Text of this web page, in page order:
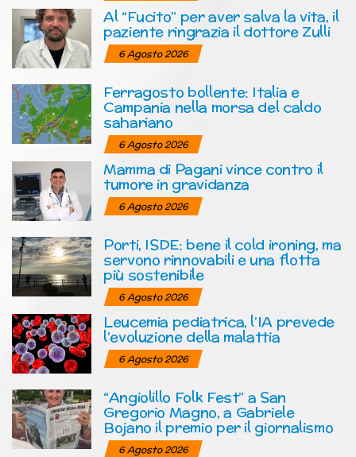
Al “Fucito” per aver salva la vita, il
paziente ringrazia il dottore Zulli
6 Agosto 2026
Ferragosto bollente: Italia e
Campania nella morsa del caldo
sahariano
6 Agosto 2026
Mamma di Pagani vince contro il
tumore in gravidanza
6 Agosto 2026
Porti, ISDE: bene il cold ironing, ma
servono rinnovabili e una flotta
più sostenibile
6 Agosto 2026
Leucemia pediatrica, l’IA prevede
l’evoluzione della malattia
6 Agosto 2026
“Angiolillo Folk Fest” a San
Gregorio Magno, a Gabriele
Bojano il premio per il giornalismo
6 Agosto 2026